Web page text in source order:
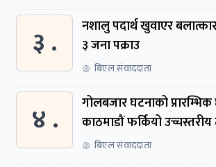
३ .
नशालु पदार्थ खुवाएर
३ जना पक्राउ
बिएल संवाददाता
४ .
गोलबजार घटनाको
काठमाडौं फर्कियो उच्चस्तरीय
बिएल संवाददाता